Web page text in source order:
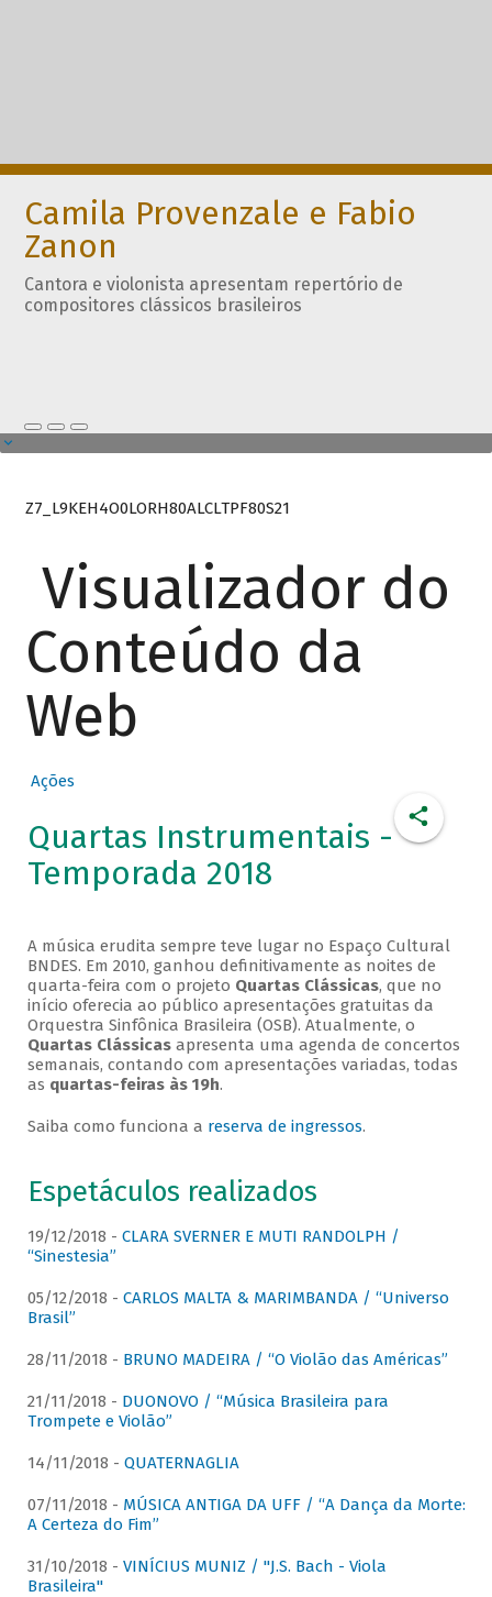
Camila Provenzale e Fabio
Zanon
Cantora e violonista apresentam repertório de
compositores clássicos brasileiros
Z7_L9KEH4O0LORH80ALCLTPF80S21
Visualizador do
Conteúdo da
Web
Ações
Quartas Instrumentais -
Temporada 2018
A música erudita sempre teve lugar no Espaço Cultural
BNDES. Em 2010, ganhou definitivamente as noites de
quarta-feira com o projeto Quartas Clássicas, que no
início oferecia ao público apresentações gratuitas da
Orquestra Sinfônica Brasileira (OSB). Atualmente, o
Quartas Clássicasapresenta uma agenda de concertos
semanais, contando com apresentações variadas, todas
as quartas-feiras às 19h.
Saiba como funciona a reserva de ingressos.
Espetáculos realizados
19/12/2018 - CLARA SVERNER E MUTI RANDOLPH /
“Sinestesia”
05/12/2018 - CARLOS MALTA & MARIMBANDA / “Universo
Brasil”
28/11/2018 - BRUNO MADEIRA / “O Violão das Américas”
21/11/2018 - DUONOVO / “Música Brasileira para
Trompete e Violão”
14/11/2018 - QUATERNAGLIA
07/11/2018 - MÚSICA ANTIGA DA UFF / “A Dança da Morte:
A Certeza do Fim”
31/10/2018 - VINÍCIUS MUNIZ / "J.S. Bach - Viola
Brasileira"